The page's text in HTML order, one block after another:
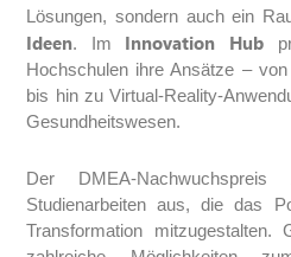
Lösungen, sondern auch ein
Ideen. Im Innovation Hub
Hochschulen ihre Ansätze –
bis hin zu Virtual-Reality-
Gesundheitswesen.
Der DMEA-Nachwuchspreis
Studienarbeiten aus, die das
Transformation